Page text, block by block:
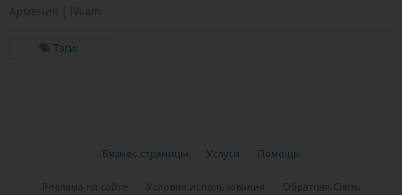
Тэги:
Бизнес страницы Услуги Помощь
Реклама на сайте Условия использования
Обратная Связь